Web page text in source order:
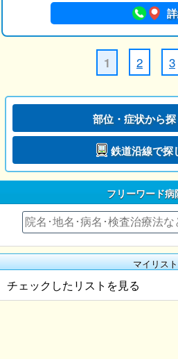
1 2 3
部位・症状から
鉄道沿線で探
フリーワード病
マイリスト
チェックしたリストを見る